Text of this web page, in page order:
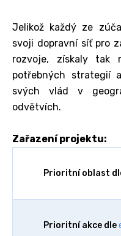
Jelikož každý ze
svoji dopravní síť pro
rozvoje, získaly tak
potřebných strategií
svých vlád v
odvětvích.
Zařazení projektu:
Prioritní oblast
Prioritní akce dle